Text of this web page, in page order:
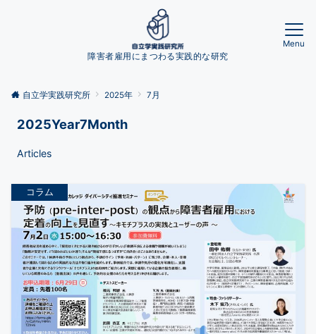
障害者雇用にまつわる実践的な研究
Menu
自立学実践研究所 2025年 7月
2025Year7Month
Articles
コラム